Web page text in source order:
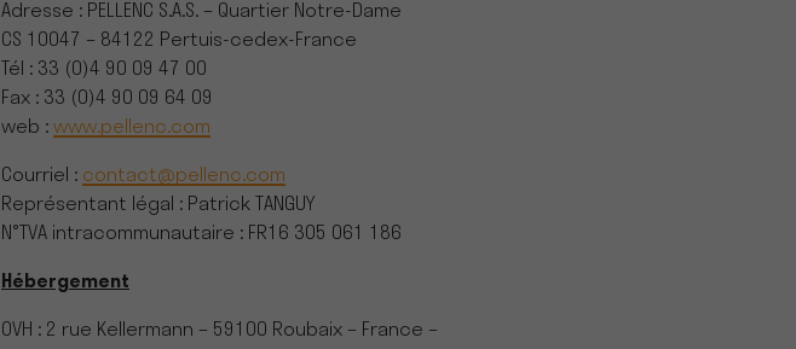
Adresse : PELLENC S.A.S. – Quartier Notre-Dame
CS 10047 – 84122 Pertuis-cedex-France
Tél : 33 (0)4 90 09 47 00
Fax : 33 (0)4 90 09 64 09
web : www.pellenc.com
Courriel : contact@pellenc.com
Représentant légal : Patrick TANGUY
N°TVA intracommunautaire : FR16 305 061 186
Hébergement
OVH : 2 rue Kellermann – 59100 Roubaix – France –